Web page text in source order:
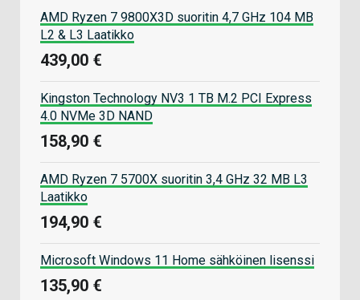
AMD Ryzen 7 9800X3D suoritin 4,7 GHz 104 MB
L2 & L3 Laatikko
439,00 €
Kingston Technology NV3 1 TB M.2 PCI Express
4.0 NVMe 3D NAND
158,90 €
AMD Ryzen 7 5700X suoritin 3,4 GHz 32 MB L3
Laatikko
194,90 €
Microsoft Windows 11 Home sähköinen lisenssi
135,90 €